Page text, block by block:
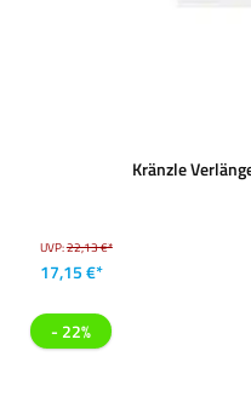
Kränzle
UVP:22,13 €*
17,15 €*
- 22%